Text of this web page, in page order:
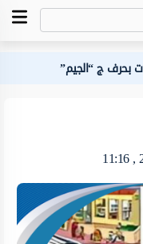
بحرف ج “الجيم”